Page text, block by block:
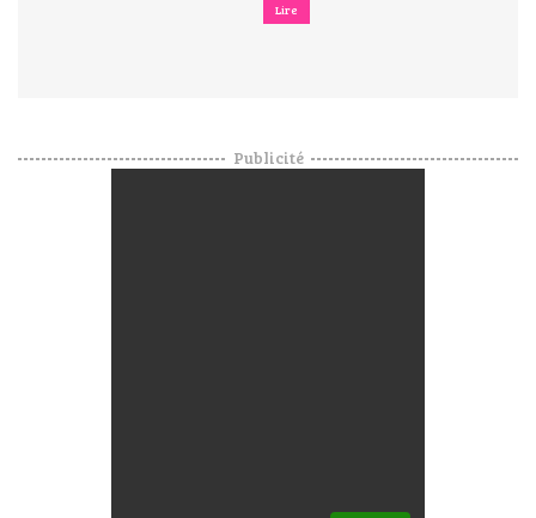
Lire
Publicité